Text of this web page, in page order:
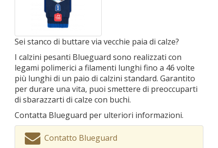
Sei stanco di buttare via vecchie paia di calze?
I calzini pesanti Blueguard sono realizzati con
legami polimerici a filamenti lunghi fino a 46 volte
più lunghi di un paio di calzini standard. Garantito
per durare una vita, puoi smettere di preoccuparti
di sbarazzarti di calze con buchi.
Contatta Blueguard per ulteriori informazioni.
Contatto Blueguard